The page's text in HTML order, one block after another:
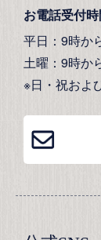
お電話受付
平日：9時か
土曜：9時か
※日・祝およ